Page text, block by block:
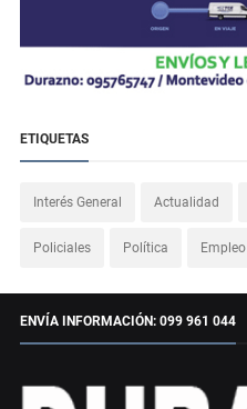
ETIQUETAS
Interés General Actualidad
Policiales Política Empleo
ENVÍA INFORMACIÓN: 099 961 044